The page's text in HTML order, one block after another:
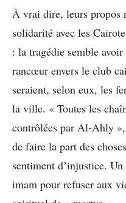
À vrai dire, leurs propos
solidarité avec les
: la tragédie semble
rancœur envers le club
seraient, selon eux, les
la ville. « Toutes les
contrôlées par Al-Ahly
de faire la part des
sentiment d’injustice.
imam pour refuser aux